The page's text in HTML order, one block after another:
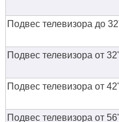
Подвес телевизора до
Подвес телевизора от
Подвес телевизора от
Подвес телевизора от